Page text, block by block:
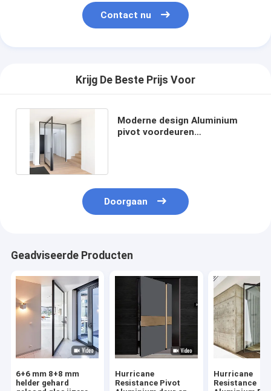
Contact nu
Krijg De Beste Prijs Voor
Moderne design Aluminium
pivot voordeuren
Doorgaan
Geadviseerde Producten
6+6 mm 8+8 mm
helder gehard
Hurricane
Resistance Pivot
Hurricane
Resistance